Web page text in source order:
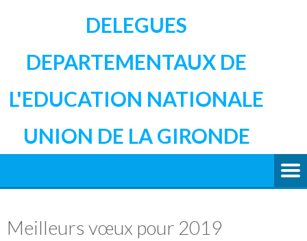
DELEGUES
DEPARTEMENTAUX DE
L'EDUCATION NATIONALE
UNION DE LA GIRONDE
Meilleurs vœux pour 2019